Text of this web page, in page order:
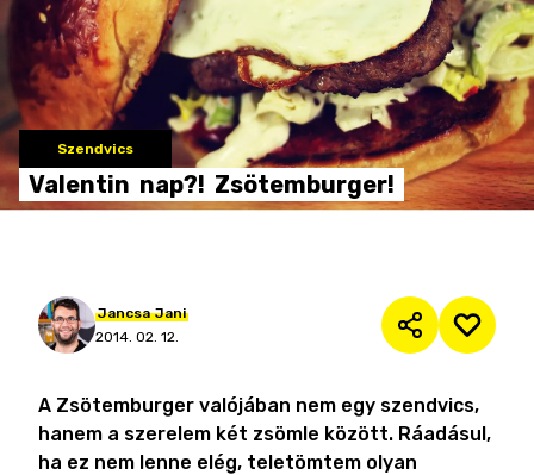
Szendvics
Valentin nap?! Zsötemburger!
Jancsa Jani
2014. 02. 12.
A Zsötemburger valójában nem egy szendvics,
hanem a szerelem két zsömle között. Ráadásul,
ha ez nem lenne elég, teletömtem olyan